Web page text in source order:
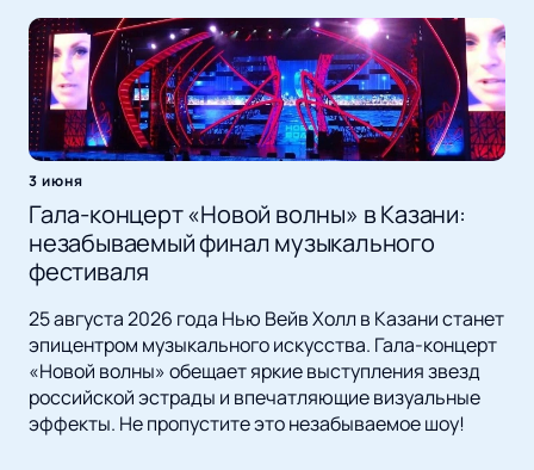
3 июня
Гала-концерт «Новой волны» в Казани:
незабываемый финал музыкального
фестиваля
25 августа 2026 года Нью Вейв Холл в Казани станет
эпицентром музыкального искусства. Гала-концерт
«Новой волны» обещает яркие выступления звезд
российской эстрады и впечатляющие визуальные
эффекты. Не пропустите это незабываемое шоу!